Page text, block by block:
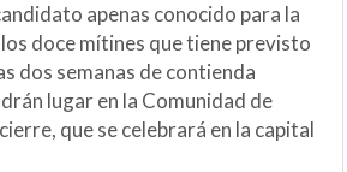
apenas conocido para la
doce mítines que tiene previsto
dos semanas de contienda
lugar en la Comunidad de
que se celebrará en la capital